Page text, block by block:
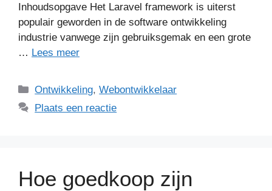
Inhoudsopgave Het Laravel framework is uiterst
populair geworden in de software ontwikkeling
industrie vanwege zijn gebruiksgemak en een grote
… Lees meer
Categorieën
Ontwikkeling,Webontwikkelaar
Plaats een reactie
Hoe goedkoop zijn